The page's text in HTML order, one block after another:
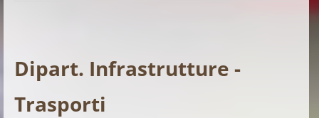
Dipart. Infrastrutture -
Trasporti